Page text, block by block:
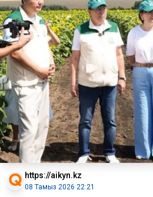
https://aikyn.kz
08 Тамыз 2026 22:21